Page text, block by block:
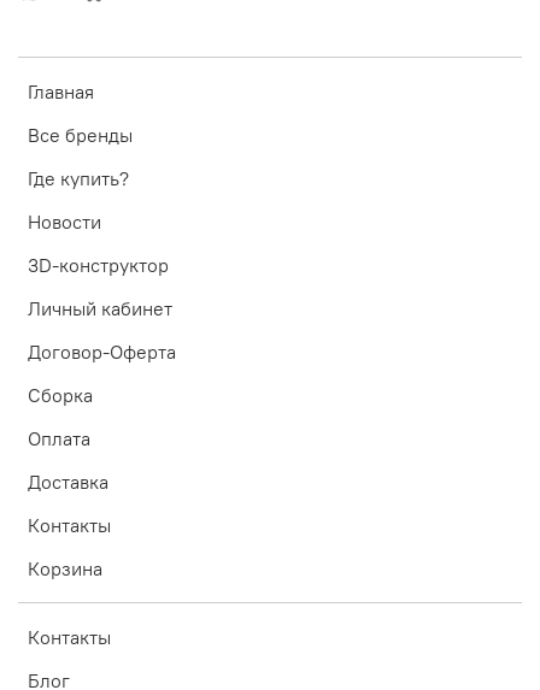
Главная
Все бренды
Где купить?
Новости
3D-конструктор
Личный кабинет
Договор-Оферта
Сборка
Оплата
Доставка
Контакты
Корзина
Контакты
Блог